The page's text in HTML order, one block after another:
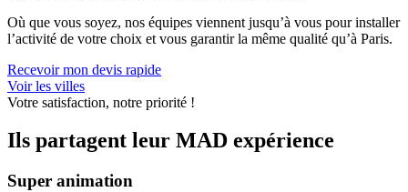
Où que vous soyez, nos équipes viennent jusqu’à vous pour installer
l’activité de votre choix et vous garantir la même qualité qu’à Paris.
Recevoir mon devis rapide
Voir les villes
Votre satisfaction, notre priorité !
Ils partagent leur MAD expérience
Super animation